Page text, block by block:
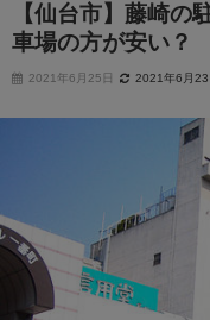
【仙台市】藤崎の
車場の方が安い？
2021年6月25日 2021年6月23